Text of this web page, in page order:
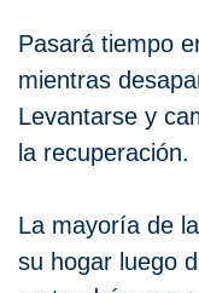
Pasará tiempo
mientras
Levantarse y
la recuperación.
La mayoría de
su hogar luego